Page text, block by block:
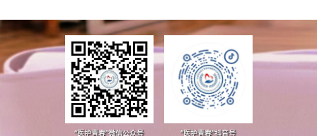
“医护青春”微信公众号 “医护青春”抖音号